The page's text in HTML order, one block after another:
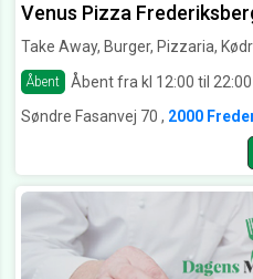
Venus Pizza
Take Away, Burger, Pizzaria,
Åbent Åbent fra kl 12:00 til 22:00
Søndre Fasanvej 70 , 2000